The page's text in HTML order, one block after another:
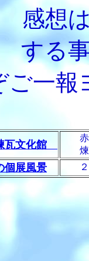
感想
する
ご一報
瓦文化館
赤煉
煉
個展風景 ２０